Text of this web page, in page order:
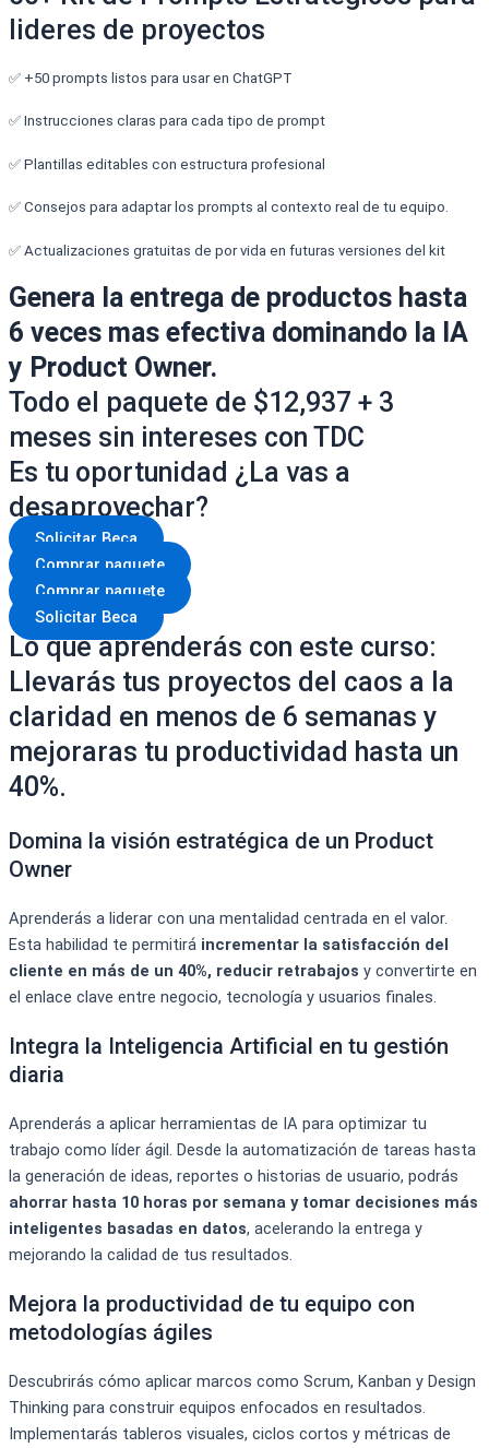
lideres de proyectos
✅ +50 prompts listos para usar en ChatGPT
✅ Instrucciones claras para cada tipo de prompt
✅ Plantillas editables con estructura profesional
✅ Consejos para adaptar los prompts al contexto real de tu equipo.
✅ Actualizaciones gratuitas de por vida en futuras versiones del kit
Genera la entrega de productos hasta
6 veces mas efectiva dominando la IA
y Product Owner.
Todo el paquete de $12,937 + 3
meses sin intereses con TDC
Es tu oportunidad ¿La vas a
desaprovechar?
Solicitar Beca
Comprar paquete
Comprar paquete
Solicitar Beca
Lo que aprenderás con este curso:
Llevarás tus proyectos del caos a la
claridad en menos de 6 semanas y
mejoraras tu productividad hasta un
40%.
Domina la visión estratégica de un Product
Owner
Aprenderás a liderar con una mentalidad centrada en el valor.
Esta habilidad te permitirá incrementar la satisfacción del
cliente en más de un 40%, reducir retrabajos y convertirte en
el enlace clave entre negocio, tecnología y usuarios finales.
Integra la Inteligencia Artificial en tu gestión
diaria
Aprenderás a aplicar herramientas de IA para optimizar tu
trabajo como líder ágil. Desde la automatización de tareas hasta
la generación de ideas, reportes o historias de usuario, podrás
ahorrar hasta 10 horas por semana y tomar decisiones más
inteligentes basadas en datos, acelerando la entrega y
mejorando la calidad de tus resultados.
Mejora la productividad de tu equipo con
metodologías ágiles
Descubrirás cómo aplicar marcos como Scrum, Kanban y Design
Thinking para construir equipos enfocados en resultados.
Implementarás tableros visuales, ciclos cortos y métricas de